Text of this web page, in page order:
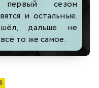
сезон
и остальные.
дальше не
то же самое.